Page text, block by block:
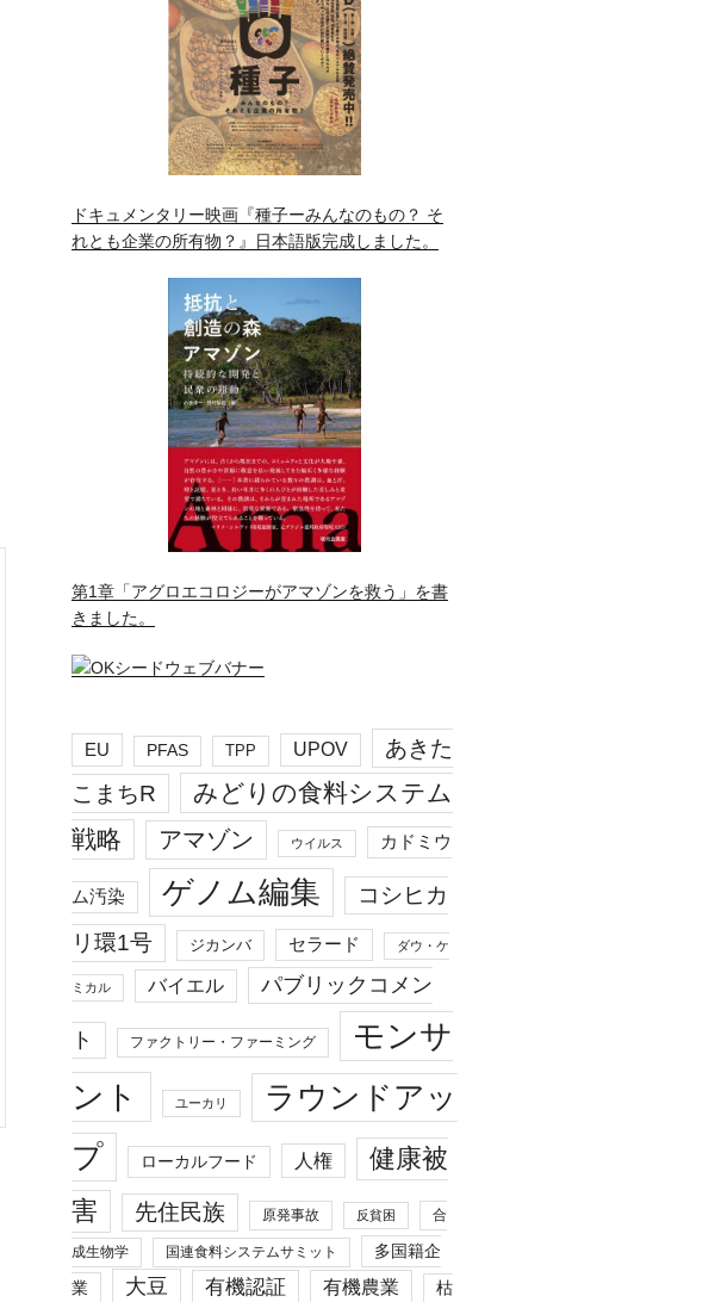
ドキュメンタリー映画『種子ーみんなのもの？ そ
れとも企業の所有物？』日本語版完成しました。
第1章「アグロエコロジーがアマゾンを救う」を書
きました。
EU PFAS TPP UPOV
あきた
こまちR
みどりの食料システム
戦略
アマゾン ウイルス カドミウ
ム汚染 ゲノム編集
コシヒカ
リ環1号
ジカンバ セラード ダウ・ケ
ミカル バイエル パブリックコメン
ト ファクトリー・ファーミング
モンサ
ント
ユーカリ
ラウンドアッ
プ
ローカルフード 人権
健康被
害
先住民族 原発事故 反貧困 合
成生物学 国連食料システムサミット
多国籍企
業
大豆 有機認証 有機農業 枯